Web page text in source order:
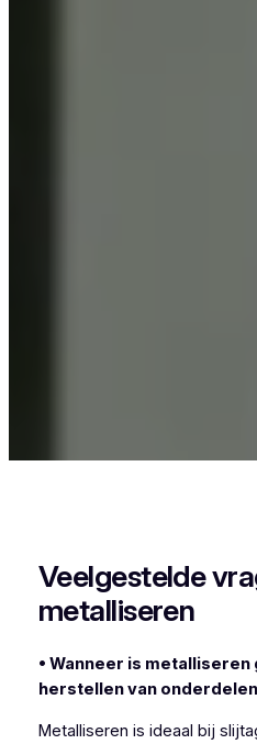
Veelgestelde
metalliseren
• Wanneer is
herstellen van
Metalliseren is ideaal bij